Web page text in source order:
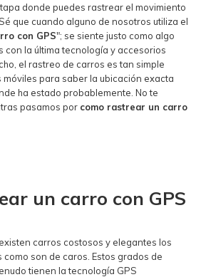
donde puedes rastrear el movimiento
que cuando alguno de nosotros utiliza el
con GPS"; se siente justo como algo
con la última tecnología y accesorios
el rastreo de carros es tan simple
móviles para saber la ubicación exacta
ha estado probablemente. No te
pasamos por como rastrear un carro
un carro con GPS
carros costosos y elegantes los
son de caros. Estos grados de
tienen la tecnología GPS